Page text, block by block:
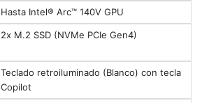
Hasta Intel® Arc™ 140V GPU
2x M.2 SSD (NVMe PCIe Gen4)
Teclado retroiluminado (Blanco) con tecla
Copilot